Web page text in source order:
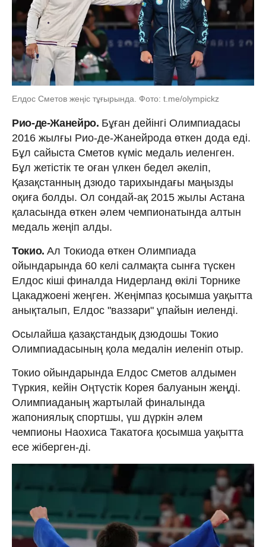
Елдос Сметов жеңіс тұғырында. Фото: t.me/olympickz
Рио-де-Жанейро. Бұған дейінгі Олимпиадасы
2016 жылғы Рио-де-Жанейрода өткен дода еді.
Бұл сайыста Сметов күміс медаль иеленген.
Бұл жетістік те оған үлкен бедел әкеліп,
Қазақстанның дзюдо тарихындағы маңызды
оқиға болды. Ол сондай-ақ 2015 жылы Астана
қаласында өткен әлем чемпионатында алтын
медаль жеңіп алды.
Токио.Ал Токиода өткен Олимпиада
ойындарында 60 келі салмақта сынға түскен
Елдос кіші финалда Нидерланд өкілі Торнике
Цакаджоені жеңген. Жеңімпаз қосымша уақытта
анықталып, Елдос "ваззари" ұпайын иеленді.
Осылайша қазақстандық дзюдошы Токио
Олимпиадасының қола медалін иеленіп отыр.
Токио ойындарында Елдос Сметов алдымен
Түркия, кейін Оңтүстік Корея балуанын жеңді.
Олимпиаданың жартылай финалында
жапониялық спортшы, үш дүркін әлем
чемпионы Наохиса Такатоға қосымша уақытта
есе жіберген-ді.